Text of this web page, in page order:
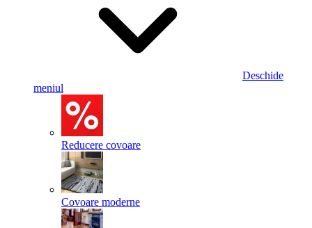
Deschide
meniul
Reducere covoare
Covoare moderne